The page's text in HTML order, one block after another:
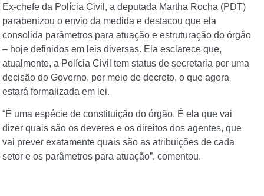
Ex-chefe da Polícia Civil, a deputada Martha Rocha (PDT)
parabenizou o envio da medida e destacou que ela
consolida parâmetros para atuação e estruturação do órgão
– hoje definidos em leis diversas. Ela esclarece que,
atualmente, a Polícia Civil tem status de secretaria por uma
decisão do Governo, por meio de decreto, o que agora
estará formalizada em lei.
“É uma espécie de constituição do órgão. É ela que vai
dizer quais são os deveres e os direitos dos agentes, que
vai prever exatamente quais são as atribuições de cada
setor e os parâmetros para atuação”, comentou.